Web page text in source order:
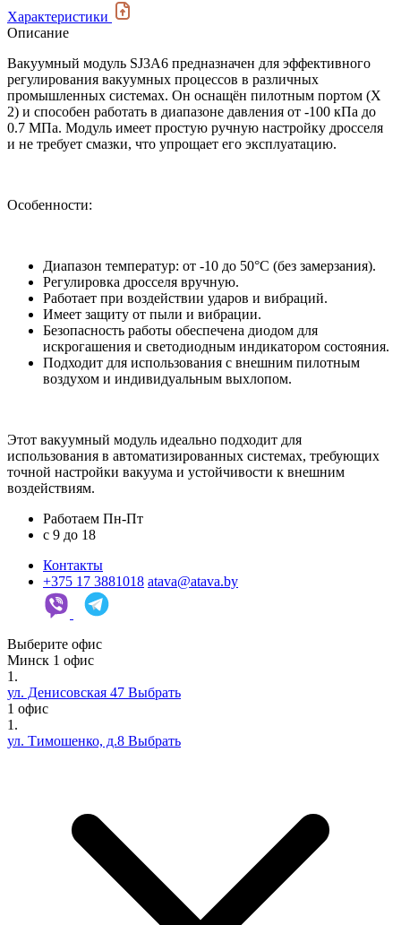
Характеристики
Описание
Вакуумный модуль SJ3A6 предназначен для эффективного
регулирования вакуумных процессов в различных
промышленных системах. Он оснащён пилотным портом (Х
2) и способен работать в диапазоне давления от -100 кПа до
0.7 МПа. Модуль имеет простую ручную настройку дросселя
и не требует смазки, что упрощает его эксплуатацию.
Особенности:
Диапазон температур: от -10 до 50°C (без замерзания).
Регулировка дросселя вручную.
Работает при воздействии ударов и вибраций.
Имеет защиту от пыли и вибрации.
Безопасность работы обеспечена диодом для
искрогашения и светодиодным индикатором состояния.
Подходит для использования с внешним пилотным
воздухом и индивидуальным выхлопом.
Этот вакуумный модуль идеально подходит для
использования в автоматизированных системах, требующих
точной настройки вакуума и устойчивости к внешним
воздействиям.
Работаем Пн-Пт
c 9 до 18
Контакты
+375 17 3881018 atava@atava.by
Выберите офис
Минск 1 офис
1.
ул. Денисовская 47 Выбрать
1 офис
1.
ул. Тимошенко, д.8 Выбрать